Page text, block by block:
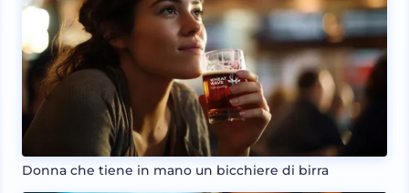
Donna che tiene in mano un bicchiere di birra